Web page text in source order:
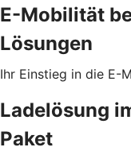
E-Mobilität
Lösungen
Ihr Einstieg in die E-
Ladelösung
Paket